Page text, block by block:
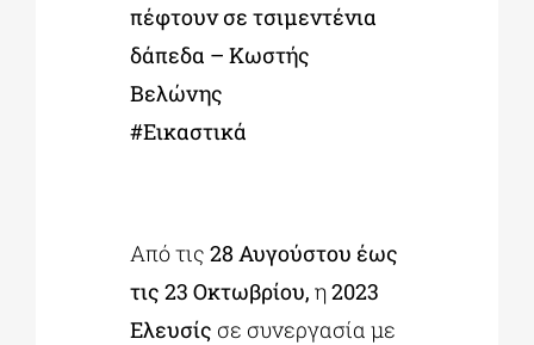
πέφτουν σε τσιμεντένια
δάπεδα – Κωστής
Βελώνης
#Εικαστικά
Από τις 28 Αυγούστου έως
τις 23 Οκτωβρίου,η2023
Ελευσίς σε συνεργασία με